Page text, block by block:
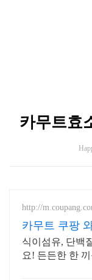
카무트효
http://
카무트 쿠팡
식이섬유, 단백
요! 든든한 한